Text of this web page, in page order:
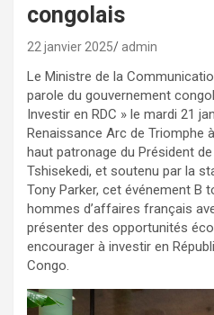
congolais
22 janvier 2025 admin
Le Ministre de la
parole du gouvernement
Investir en RDC » le mardi 21
Renaissance Arc de Triomphe
haut patronage du Président
Tshisekedi, et soutenu par la
Tony Parker, cet événement B
hommes d’affaires français
présenter des opportunités
encourager à investir en
Congo.